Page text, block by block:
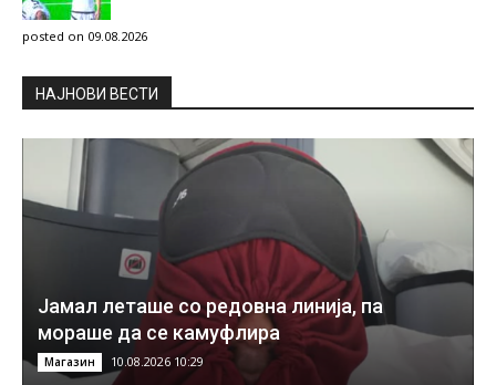
posted on 09.08.2026
НAЈНОВИ ВЕСТИ
Јамал леташе со редовна линија, па
мораше да се камуфлира
Магазин 10.08.2026 10:29